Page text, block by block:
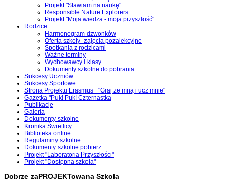
Projekt "Stawiam na naukę"
Responsible Nature Explorers
Projekt "Moja wiedza - moja przyszłość"
Rodzice
Harmonogram dzwonków
Oferta szkoły- zajęcia pozalekcyjne
Spotkania z rodzicami
Ważne terminy
Wychowawcy i klasy
Dokumenty szkolne do pobrania
Sukcesy Uczniów
Sukcesy Sportowe
Strona Projektu Erasmus+ "Graj ze mną i ucz mnie"
Gazetka "Puk! Puk! Czternastka
Publikacje
Galeria
Dokumenty szkolne
Kronika Świetlicy
Biblioteka online
Regulaminy szkolne
Dokumenty szkolne pobierz
Projekt "Laboratoria Przyszłości"
Projekt "Dostępna szkoła"
Dobrze zaPROJEKTowana Szkoła